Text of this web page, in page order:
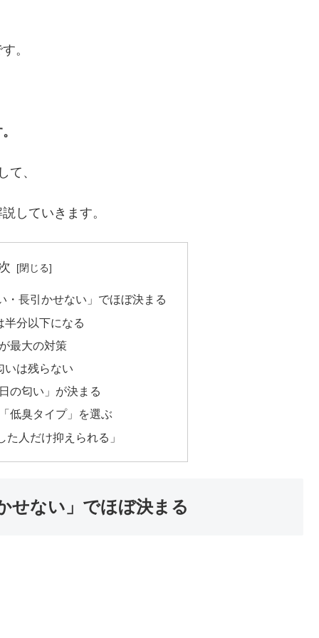
。
て、
していきます。
・長引かせない」でほぼ決まる
分以下になる
最大の対策
は残らない
の匂い」が決まる
低臭タイプ」を選ぶ
人だけ抑えられる」
せない」でほぼ決まる